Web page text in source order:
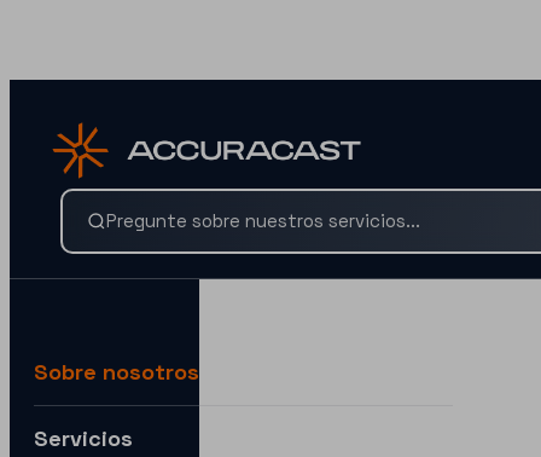
¿BUSCAS ALGO ESPECÍFICO?
Busca nuestros servicios y conocimientos al instante.
Sobre nosotros
Servicios